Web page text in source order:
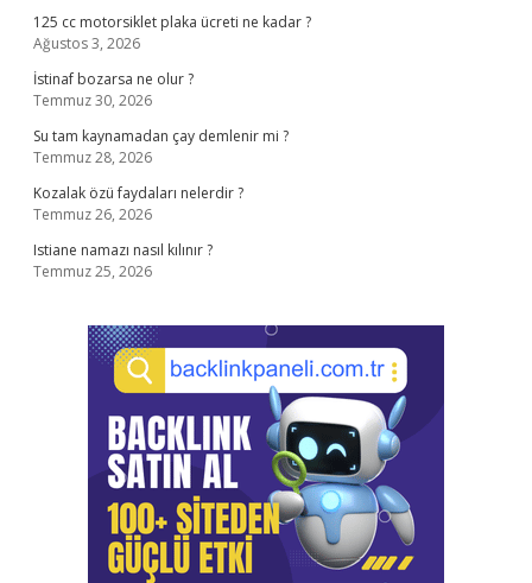
125 cc motorsiklet plaka ücreti ne kadar ?
Ağustos 3, 2026
İstinaf bozarsa ne olur ?
Temmuz 30, 2026
Su tam kaynamadan çay demlenir mi ?
Temmuz 28, 2026
Kozalak özü faydaları nelerdir ?
Temmuz 26, 2026
Istiane namazı nasıl kılınır ?
Temmuz 25, 2026